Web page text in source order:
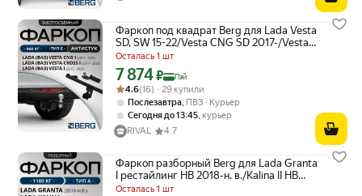
Фаркоп под квадрат Berg для Lada Vesta
SD, SW 15-22/Vesta CNG SD 2017-/Vesta
Cross SD, SW 2017-н. в, шар E, F.6017.004
Осталась 1 шт
Цена с картой Яндекс Пэй 7874 ₽ вместо
7 874₽ Пэй
Рейтинг товара: 4.6 из 5
Оценок: (16) · 29 купили
4.6(16) · 29 купили
Послезавтра ПВЗ
Курьер
Сегодня до 13:45 курьер
RIVAL
4.7
Фаркоп разборный Berg для Lada Granta
I рестайлинг HB 2018-н. в./Kalina II HB
2013-2018, шар A, 1100/75 кг, F.6013.009
Осталась 1 шт